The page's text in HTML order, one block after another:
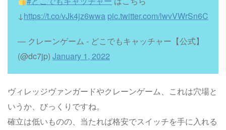
↓https://t.co/vJk4jz6wwa pic.twitter.com/lwvVWrSn6C
— クレーンゲーム - どこでもキャッチャー【公式】
(@dc7jp) January 1, 2022
ヴィレッジヴァンガードやクレーンゲーム、これは穴場と
いうか、びっくりですね。
確立は低いものの、当たれば格安でスイッチを手に入れる